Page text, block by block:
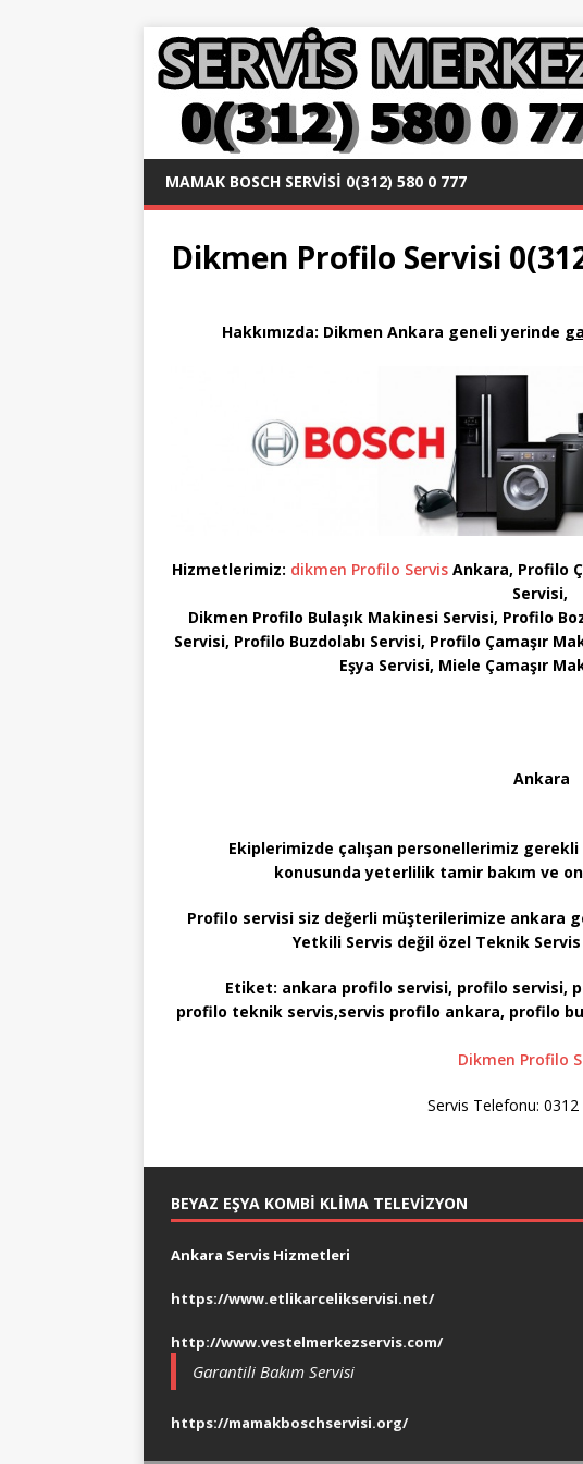
MAMAK BOSCH SERVISI 0(312) 580 0 777
Dikmen Profilo Servisi
Hakkımızda: Dikmen Ankara geneli yerinde
Hizmetlerimiz: dikmen Profilo Servis Ankara, Profilo
Servisi,
Dikmen Profilo Bulaşık Makinesi Servisi, Profilo
Servisi, Profilo Buzdolabı Servisi, Profilo Çamaşır
Eşya Servisi, Miele Çamaşır
Ankara
Ekiplerimizde çalışan personellerimiz
konusunda yeterlilik tamir bakım ve
Profilo servisi siz değerli müşterilerimize ankara
Yetkili Servis değil özel Teknik
Etiket: ankara profilo servisi, profilo servisi,
profilo teknik servis,servis profilo ankara, profilo
Dikmen Profilo
Servis Telefonu:
BEYAZ EŞYA KOMBI KLIMA TELEVIZYON
Ankara Servis Hizmetleri
https://www.etlikarcelikservisi.net/
http://www.vestelmerkezservis.com/
Garantili Bakım Servisi
https://mamakboschservisi.org/